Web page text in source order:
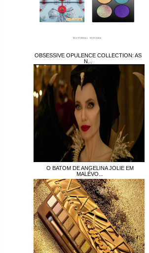
OBSESSIVE OPULENCE COLLECTION: AS
N...
O BATOM DE ANGELINA JOLIE EM
MALÉVO...